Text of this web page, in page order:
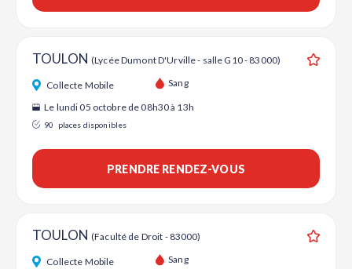
TOULON (Lycée Dumont D'Urville - salle G10 - 83000)
Collecte Mobile Sang
Le lundi 05 octobre de 08h30 à 13h
90 places disponibles
PRENDRE RENDEZ-VOUS
TOULON (Faculté de Droit - 83000)
Collecte Mobile Sang